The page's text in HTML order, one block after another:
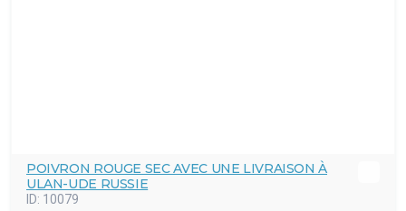
POIVRON ROUGE SEC AVEC UNE LIVRAISON À
ULAN-UDE RUSSIE
ID: 10079